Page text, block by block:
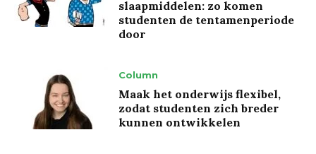
slaapmiddelen: zo komen
studenten de tentamenperiode
door
Column
Maak het onderwijs flexibel,
zodat studenten zich breder
kunnen ontwikkelen